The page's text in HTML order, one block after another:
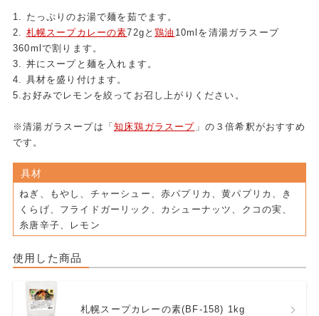
1. たっぷりのお湯で麺を茹でます。
2. 札幌スープカレーの素72gと鶏油 10mlを清湯ガラスープ
360mlで割ります。
3. 丼にスープと麺を入れます。
4. 具材を盛り付けます。
5.お好みでレモンを絞ってお召し上がりください。
※清湯ガラスープは「知床鶏ガラスープ 」の３倍希釈がおすすめ
です。
具材
ねぎ、もやし、チャーシュー、赤パプリカ、黄パプリカ、き
くらげ、フライドガーリック、カシューナッツ、クコの実、
糸唐辛子、レモン
使用した商品
札幌スープカレーの素(BF-158) 1kg